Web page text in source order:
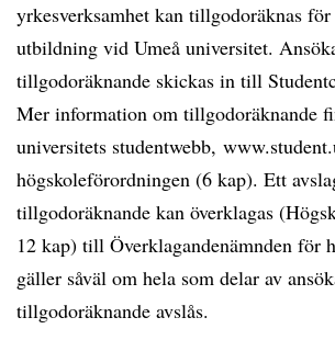
yrkesverksamhet kan tillgodoräknas
utbildning vid Umeå universitet.
tillgodoräknande skickas in till
Mer information om tillgodoräknande
universitets studentwebb,
högskoleförordningen (6 kap). Ett
tillgodoräknande kan överklagas
12 kap) till Överklagandenämnden för
gäller såväl om hela som delar av
tillgodoräknande avslås.